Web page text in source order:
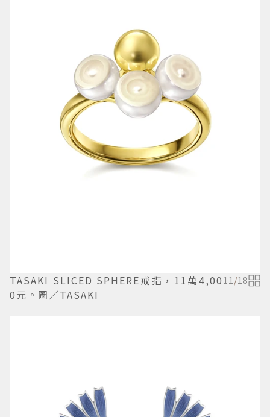
TASAKI SLICED SPHERE戒指，11萬4,00
0元。圖／TASAKI
11/18